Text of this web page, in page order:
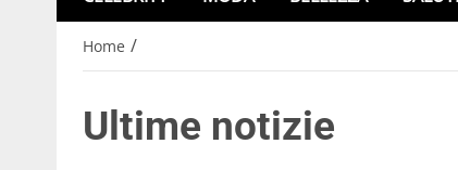
Home /
Ultime notizie